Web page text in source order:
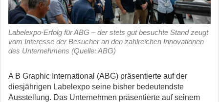
Labelexpo-Erfolg für ABG – der stets gut besuchte Stand zeugt
vom Interesse der Besucher an den zahlreichen Innovationen
des Unternehmens (Quelle: ABG)
A B Graphic International (ABG) präsentierte auf der
diesjährigen Labelexpo seine bisher bedeutendste
Ausstellung. Das Unternehmen präsentierte auf seinem